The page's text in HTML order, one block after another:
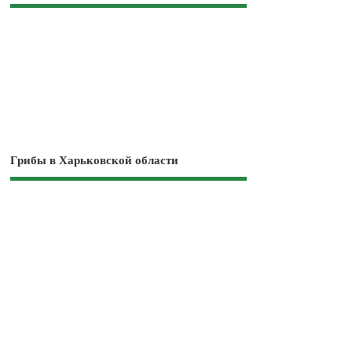
Грибы в Харьковской области